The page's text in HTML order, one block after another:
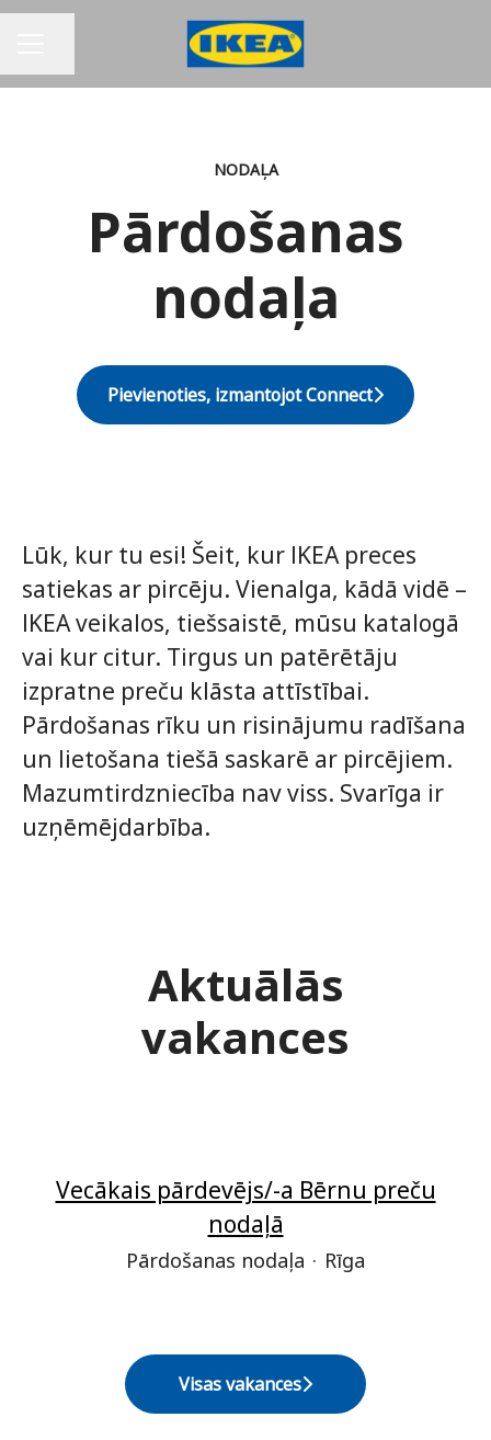
NODAĻA
Pārdošanas
nodaļa
Pievienoties, izmantojot Connect
Lūk, kur tu esi! Šeit, kur IKEA preces
satiekas ar pircēju. Vienalga, kādā vidē –
IKEA veikalos, tiešsaistē, mūsu katalogā
vai kur citur. Tirgus un patērētāju
izpratne preču klāsta attīstībai.
Pārdošanas rīku un risinājumu radīšana
un lietošana tiešā saskarē ar pircējiem.
Mazumtirdzniecība nav viss. Svarīga ir
uzņēmējdarbība.
Aktuālās
vakances
Vecākais pārdevējs/-a Bērnu preču
nodaļā
Pārdošanas nodaļa · Rīga
Visas vakances